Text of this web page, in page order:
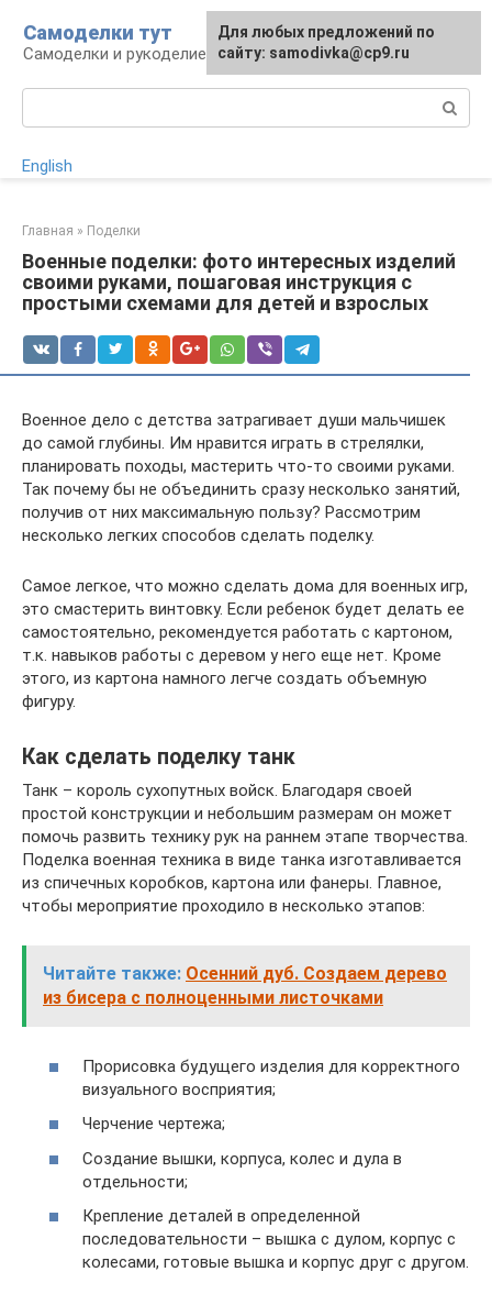
контенту
Самоделки тут
Самоделки и рукоделие для дома и участка
English
Главная » Поделки
Военные поделки: фото интересных изделий
своими руками, пошаговая инструкция с
простыми схемами для детей и взрослых
Военное дело с детства затрагивает души мальчишек
до самой глубины. Им нравится играть в стрелялки,
планировать походы, мастерить что-то своими руками.
Так почему бы не объединить сразу несколько занятий,
получив от них максимальную пользу? Рассмотрим
несколько легких способов сделать поделку.
Самое легкое, что можно сделать дома для военных игр,
это смастерить винтовку. Если ребенок будет делать ее
самостоятельно, рекомендуется работать с картоном,
т.к. навыков работы с деревом у него еще нет. Кроме
этого, из картона намного легче создать объемную
фигуру.
Как сделать поделку танк
Танк – король сухопутных войск. Благодаря своей
простой конструкции и небольшим размерам он может
помочь развить технику рук на раннем этапе творчества.
Поделка военная техника в виде танка изготавливается
из спичечных коробков, картона или фанеры. Главное,
чтобы мероприятие проходило в несколько этапов:
Читайте также: Осенний дуб. Создаем дерево
из бисера с полноценными листочками
Прорисовка будущего изделия для корректного
визуального восприятия;
Черчение чертежа;
Создание вышки, корпуса, колес и дула в
отдельности;
Крепление деталей в определенной
последовательности – вышка с дулом, корпус с
колесами, готовые вышка и корпус друг с другом.
Для любых предложений по
сайту: samodivka@cp9.ru